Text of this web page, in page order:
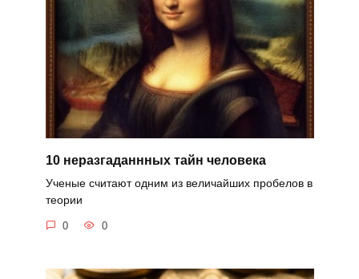
10 неразгаданнных тайн человека
Ученые считают одним из величайших пробелов в
теории
0 0